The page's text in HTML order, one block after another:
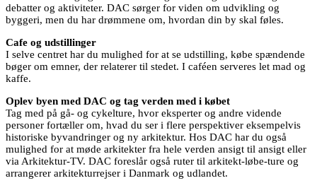
debatter og aktiviteter. DAC sørger for viden om udvikling og
byggeri, men du har drømmene om, hvordan din by skal føles.
Cafe og udstillinger
I selve centret har du mulighed for at se udstilling, købe spændende
bøger om emner, der relaterer til stedet. I caféen serveres let mad og
kaffe.
Oplev byen med DAC og tag verden med i købet
Tag med på gå- og cykelture, hvor eksperter og andre vidende
personer fortæller om, hvad du ser i flere perspektiver eksempelvis
historiske byvandringer og ny arkitektur. Hos DAC har du også
mulighed for at møde arkitekter fra hele verden ansigt til ansigt eller
via Arkitektur-TV. DAC foreslår også ruter til arkitekt-løbe-ture og
arrangerer arkitekturrejser i Danmark og udlandet.